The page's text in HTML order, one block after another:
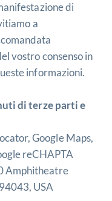
di
a
vostro consenso in
informazioni.
di terze parti e
Google Maps,
reCHAPTA
Amphitheatre
USA